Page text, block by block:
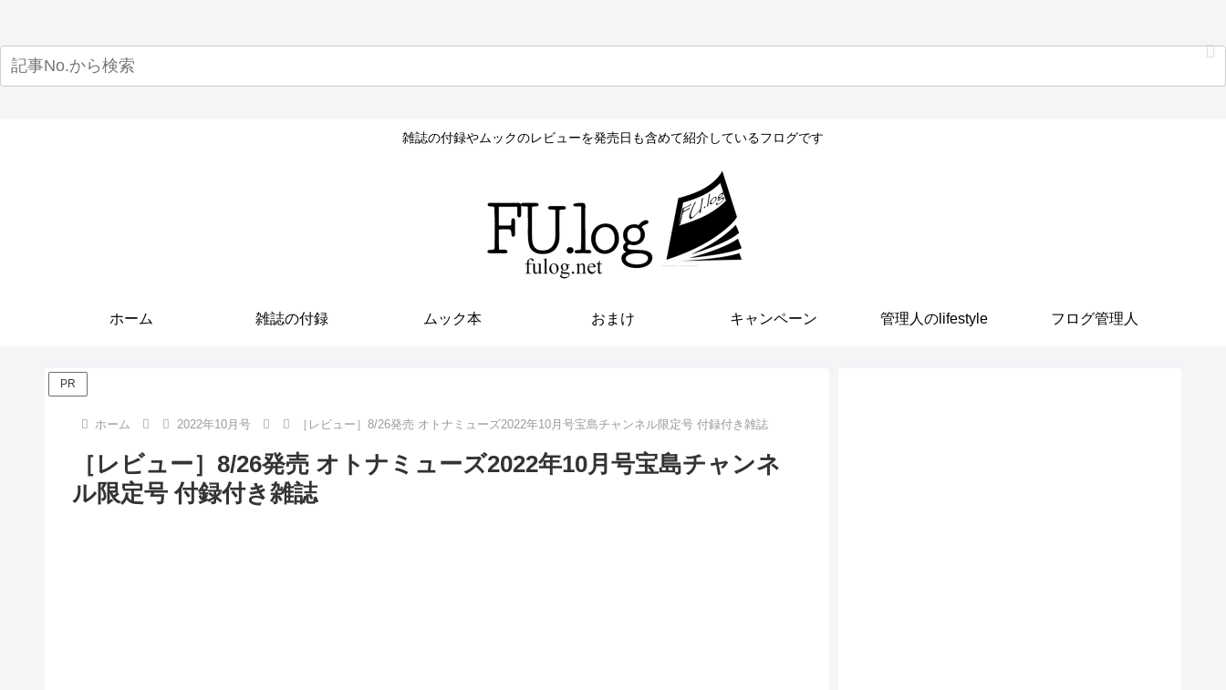
雑誌の付録やムックのレビューを発売日も含めて紹介しているフログです
ホーム 雑誌の付録 ムック本 おまけ キャンペーン 管理人のlifestyle フログ管理人
PR
ホーム 2022年10月号 ［レビュー］8/26発売 オトナミューズ2022年10月号宝島チャンネル限定号 付録付き雑誌
［レビュー］8/26発売 オトナミューズ2022年10月号宝島チャンネ
ル限定号 付録付き雑誌